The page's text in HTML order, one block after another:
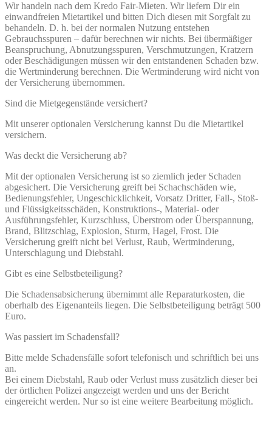
Wir handeln nach dem Kredo Fair-Mieten. Wir liefern Dir ein
einwandfreien Mietartikel und bitten Dich diesen mit Sorgfalt zu
behandeln. D. h. bei der normalen Nutzung entstehen
Gebrauchsspuren – dafür berechnen wir nichts. Bei übermäßiger
Beanspruchung, Abnutzungsspuren, Verschmutzungen, Kratzern
oder Beschädigungen müssen wir den entstandenen Schaden bzw.
die Wertminderung berechnen. Die Wertminderung wird nicht von
der Versicherung übernommen.
Sind die Mietgegenstände versichert?
Mit unserer optionalen Versicherung kannst Du die Mietartikel
versichern.
Was deckt die Versicherung ab?
Mit der optionalen Versicherung ist so ziemlich jeder Schaden
abgesichert. Die Versicherung greift bei Schachschäden wie,
Bedienungsfehler, Ungeschicklichkeit, Vorsatz Dritter, Fall-, Stoß-
und Flüssigkeitsschäden, Konstruktions-, Material- oder
Ausführungsfehler, Kurzschluss, Überstrom oder Überspannung,
Brand, Blitzschlag, Explosion, Sturm, Hagel, Frost. Die
Versicherung greift nicht bei Verlust, Raub, Wertminderung,
Unterschlagung und Diebstahl.
Gibt es eine Selbstbeteiligung?
Die Schadensabsicherung übernimmt alle Reparaturkosten, die
oberhalb des Eigenanteils liegen. Die Selbstbeteiligung beträgt 500
Euro.
Was passiert im Schadensfall?
Bitte melde Schadensfälle sofort telefonisch und schriftlich bei uns
an.
Bei einem Diebstahl, Raub oder Verlust muss zusätzlich dieser bei
der örtlichen Polizei angezeigt werden und uns der Bericht
eingereicht werden. Nur so ist eine weitere Bearbeitung möglich.